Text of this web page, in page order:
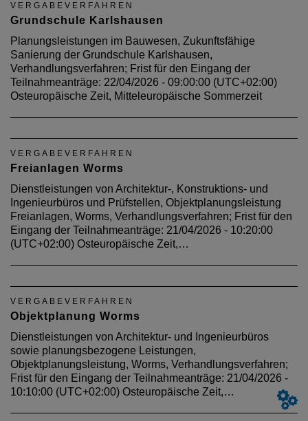
VERGABEVERFAHREN
Grundschule Karlshausen
Planungsleistungen im Bauwesen, Zukunftsfähige
Sanierung der Grundschule Karlshausen,
Verhandlungsverfahren; Frist für den Eingang der
Teilnahmeanträge: 22/04/2026 - 09:00:00 (UTC+02:00)
Osteuropäische Zeit, Mitteleuropäische Sommerzeit
VERGABEVERFAHREN
Freianlagen Worms
Dienstleistungen von Architektur-, Konstruktions- und
Ingenieurbüros und Prüfstellen, Objektplanungsleistung
Freianlagen, Worms, Verhandlungsverfahren; Frist für den
Eingang der Teilnahmeanträge: 21/04/2026 - 10:20:00
(UTC+02:00) Osteuropäische Zeit,…
VERGABEVERFAHREN
Objektplanung Worms
Dienstleistungen von Architektur- und Ingenieurbüros
sowie planungsbezogene Leistungen,
Objektplanungsleistung, Worms, Verhandlungsverfahren;
Frist für den Eingang der Teilnahmeanträge: 21/04/2026 -
10:10:00 (UTC+02:00) Osteuropäische Zeit,…